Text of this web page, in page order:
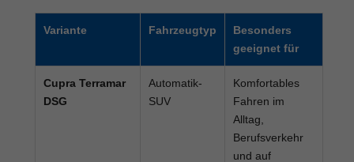
Variante Fahrzeugtyp
Besonders
geeignet für
Cupra Terramar
DSG
Automatik-
SUV
Komfortables
Fahren im
Alltag,
Berufsverkehr
und auf